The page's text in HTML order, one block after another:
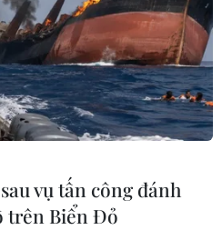
vụ tấn công đánh
trên Biển Đỏ